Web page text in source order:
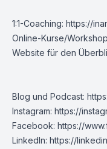
1:1-Coaching: https://
Online-Kurse/
Website für den
Blog und Podcast:
Instagram: https://
Facebook: https://
LinkedIn: https://